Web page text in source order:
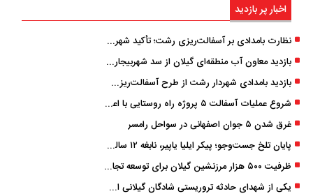
اخبار پر بازدید
نظارت بامدادی بر آسفالت‌ریزی رشت؛ تأکید شهردار و بازرس کل بر کیفیت اجرای پروژه‌ها
بازدید معاون آب منطقه‌ای گیلان از سد شهربیجار برای تداوم تأمین آب شرب استان
بازدید بامدادی شهردار رشت از طرح آسفالت‌ریزی گسترده در مناطق پنج‌گانه
شروع عملیات آسفالت ۵ پروژه راه ‌روستایی با اعتبار ۳۷۰ میلیاردی در گیلان
غرق شدن ۵ جوان اصفهانی در سواحل رامسر
پایان تلخ جست‌وجو؛ پیکر ایلیا یاپیر، نابغه ۱۲ ساله لاهیجانی پیدا شد
ظرفیت ۵۰۰ هزار مرزنشین گیلان برای توسعه تجارت فعال می‌شود
یکی از شهدای حادثه تروریستی شادگان گیلانی است/ شهادت «سینا سیاه‌ نژاد» در درگیری با اشرار مسلح